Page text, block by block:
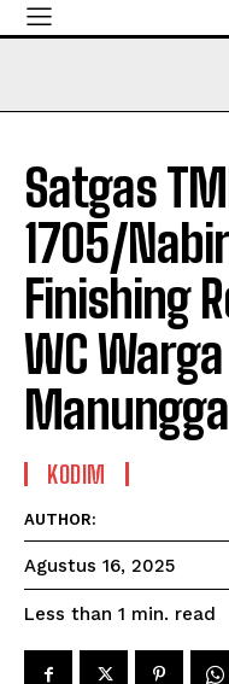
Satgas
1705/
Finishing
WC
KODIM
AUTHOR:
Agustus 16, 2025
Less than 1 min. read